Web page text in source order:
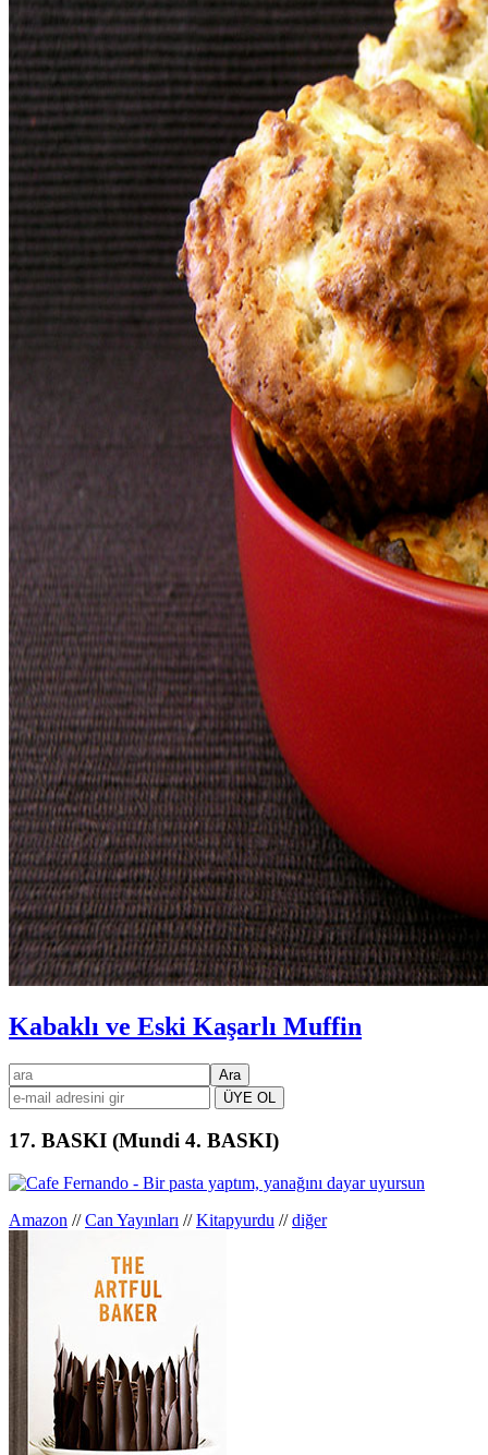
Kabaklı ve Eski Kaşarlı Muffin
Birincil
kenar
çubuğu
ara
17. BASKI (Mundi 4. BASKI)
Amazon //Can Yayınları //Kitapyurdu //diğer